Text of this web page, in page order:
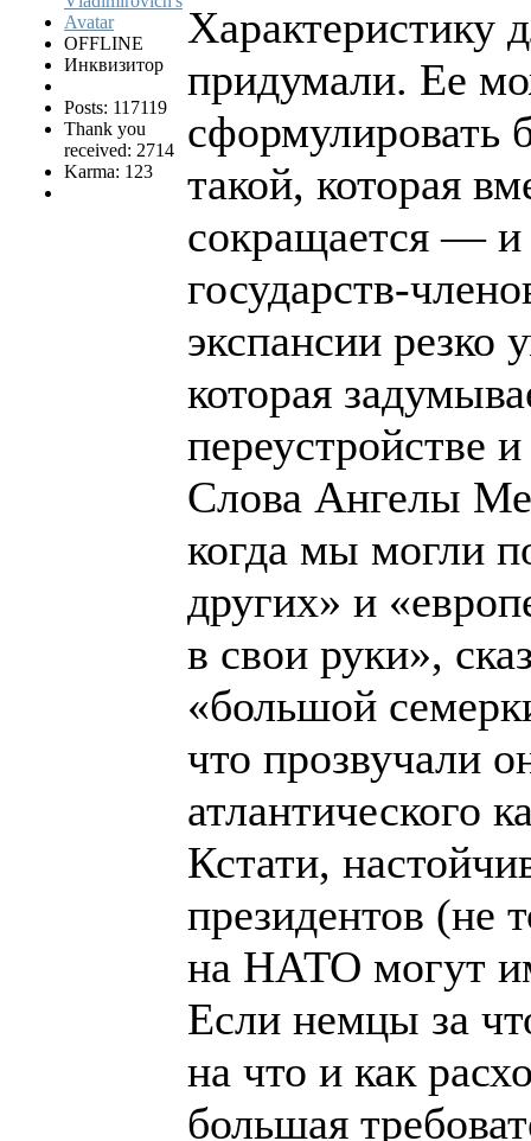
OFFLINE
Инквизитор
Posts: 117119
Thank you
received: 2714
Karma: 123
Характеристику
придумали. Ее
сформулировать
такой, которая
сокращается — и
государств-
экспансии резко
которая
переустройстве
Слова Ангелы
когда мы могли
других» и
в свои руки»,
«большой
что прозвучали
атлантического
Кстати,
президентов (не
на НАТО могут
Если немцы за
на что и как
большая